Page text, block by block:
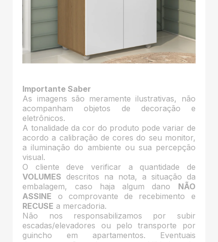
Importante Saber
As imagens são meramente ilustrativas, não
acompanham objetos de decoração e
eletrônicos.
A tonalidade da cor do produto pode variar de
acordo a calibração de cores do seu monitor,
a iluminação do ambiente ou sua percepção
visual.
O cliente deve verificar a quantidade de
VOLUMES descritos na nota, a situação da
embalagem, caso haja algum dano NÃO
ASSINE o comprovante de recebimento e
RECUSE a mercadoria.
Não nos responsabilizamos por subir
escadas/elevadores ou pelo transporte por
guincho em apartamentos. Eventuais